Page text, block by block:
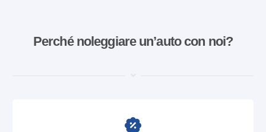
Perché noleggiare un’auto con noi?